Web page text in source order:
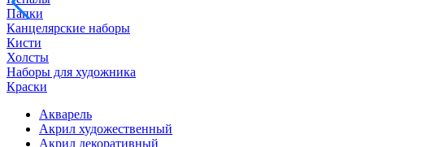
Папки
Канцелярские наборы
Кисти
Холсты
Наборы для художника
Краски
Акварель
Акрил художественный
Акрил декоративный